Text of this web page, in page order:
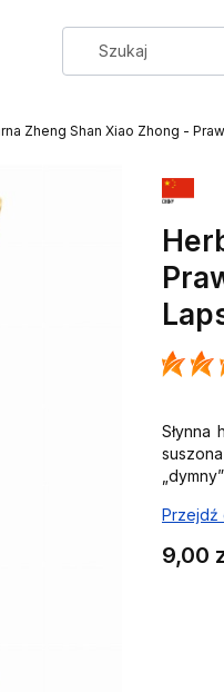
Zheng Shan Xiao Zhong -
Słynna
Przejdź
Cena
9,00